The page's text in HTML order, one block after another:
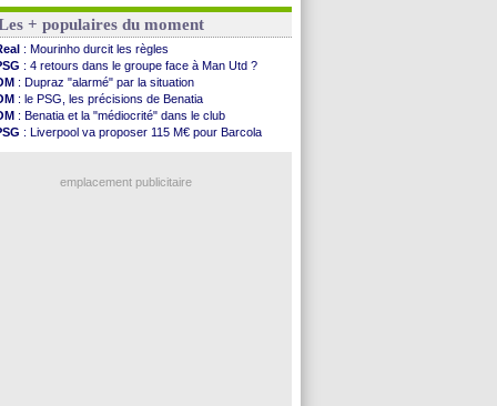
Liverpool: Araujo, une option d'achat à 55 M€
Lens: inquiétude pour Édouard
Man Utd: Vitek vendu à Middlesbrough (off.)
PSV : Sano recruté pour 14,5 M€ (officiel)
OM : Coventry pense à Angel Gomes
: Rafel Pol satisfait des progrès
: le Barça vainqueur puis battu
: Calhanoglu prêt à prolonger
: Abdelmonem veut rester
: Le Havre renversé par Oviedo
+ populaires du moment
: Mourinho durcit les règles
: 4 retours dans le groupe face à Man Utd ?
: Dupraz "alarmé" par la situation
: le PSG, les précisions de Benatia
: Benatia et la "médiocrité" dans le club
: Liverpool va proposer 115 M€ pour Barcola
emplacement publicitaire